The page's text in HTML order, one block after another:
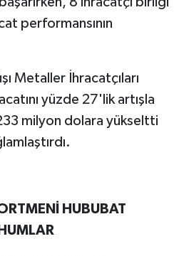
performansının
Metaller İhracatçıları
yüzde 27'lik artışla
milyon dolara yükseltti
HUBUBAT